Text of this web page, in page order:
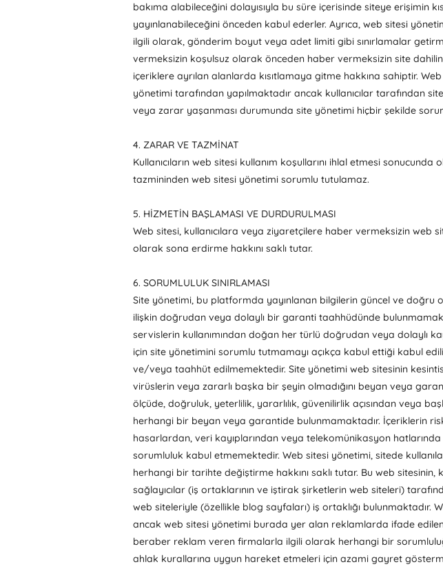
bakıma alabileceğini dolayısıyla bu süre içerisinde siteye erişimin
yayınlanabileceğini önceden kabul ederler. Ayrıca, web sitesi
ilgili olarak, gönderim boyut veya adet limiti gibi sınırlamalar
vermeksizin koşulsuz olarak önceden haber vermeksizin site
içeriklere ayrılan alanlarda kısıtlamaya gitme hakkına sahiptir.
yönetimi tarafından yapılmaktadır ancak kullanıcılar tarafından
veya zarar yaşanması durumunda site yönetimi hiçbir şekilde
4. ZARAR VE TAZMİNAT
Kullanıcıların web sitesi kullanım koşullarını ihlal etmesi
tazmininden web sitesi yönetimi sorumlu tutulamaz.
5. HİZMETİN BAŞLAMASI VE DURDURULMASI
Web sitesi, kullanıcılara veya ziyaretçilere haber vermeksizin web
olarak sona erdirme hakkını saklı tutar.
6. SORUMLULUK SINIRLAMASI
Site yönetimi, bu platformda yayınlanan bilgilerin güncel ve doğru
ilişkin doğrudan veya dolaylı bir garanti taahhüdünde
servislerin kullanımından doğan her türlü doğrudan veya dolaylı
için site yönetimini sorumlu tutmamayı açıkça kabul ettiği kabul
ve/veya taahhüt edilmemektedir. Site yönetimi web sitesinin
virüslerin veya zararlı başka bir şeyin olmadığını beyan veya
ölçüde, doğruluk, yeterlilik, yararlılık, güvenilirlik açısından veya
herhangi bir beyan veya garantide bulunmamaktadır. İçeriklerin
hasarlardan, veri kayıplarından veya telekomünikasyon
sorumluluk kabul etmemektedir. Web sitesi yönetimi, sitede
herhangi bir tarihte değiştirme hakkını saklı tutar. Bu web sitesinin,
sağlayıcılar (iş ortaklarının ve iştirak şirketlerin web siteleri)
web siteleriyle (özellikle blog sayfaları) iş ortaklığı
ancak web sitesi yönetimi burada yer alan reklamlarda ifade
beraber reklam veren firmalarla ilgili olarak herhangi bir
ahlak kurallarına uygun hareket etmeleri için azami gayret